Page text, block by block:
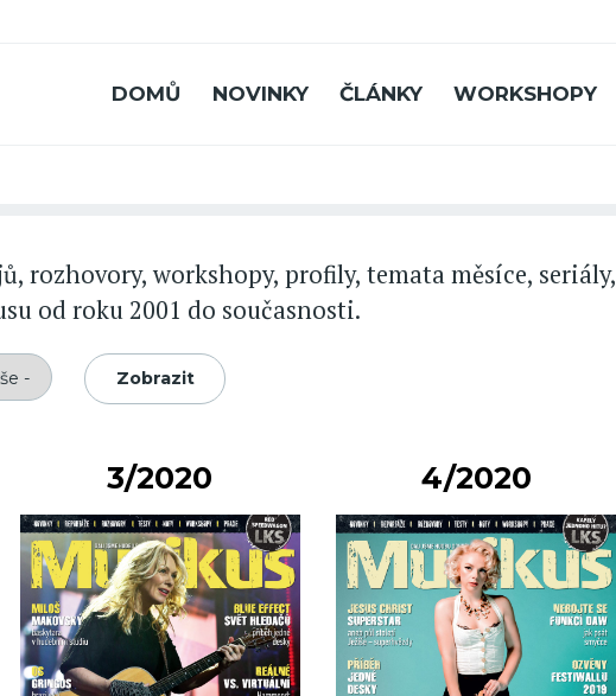
DOMŮ NOVINKY ČLÁNKY WORKSHOPY
rozhovory, workshopy, profily, temata měsíce, seriály,
od roku 2001 do současnosti.
3/2020 4/2020